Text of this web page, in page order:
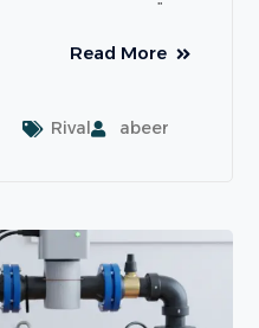
Read More
abeer
Rival